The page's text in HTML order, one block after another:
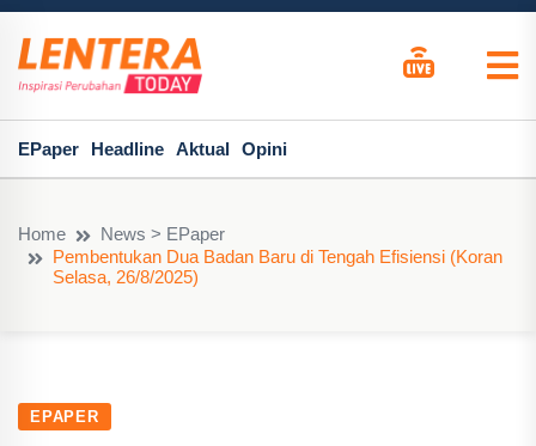
EPaper Headline Aktual Opini
Home
News > EPaper
Pembentukan Dua Badan Baru di Tengah Efisiensi (Koran
Selasa, 26/8/2025)
EPAPER